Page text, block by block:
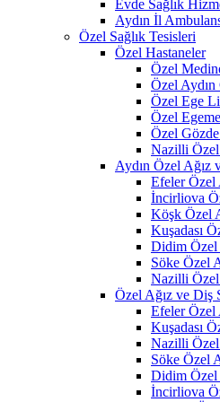
Evde Sağlık
Aydın İl
Özel Sağlık Tesisleri
Özel Hastaneler
Özel
Özel Aydın
Özel Ege
Özel
Özel Gözde
Nazilli Özel
Aydın Özel Ağız
Efeler Özel
İncirliova
Köşk Özel
Kuşadası
Didim Özel
Söke Özel
Nazilli Özel
Özel Ağız ve Diş
Efeler Özel
Kuşadası
Nazilli Özel
Söke Özel
Didim Özel
İncirliova